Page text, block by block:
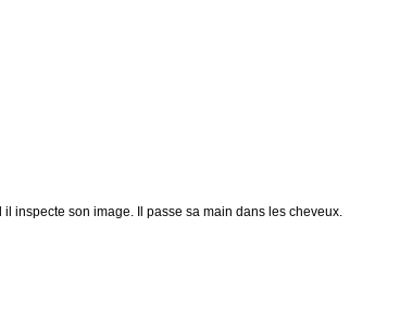
inspecte son image. Il passe sa main dans les cheveux.